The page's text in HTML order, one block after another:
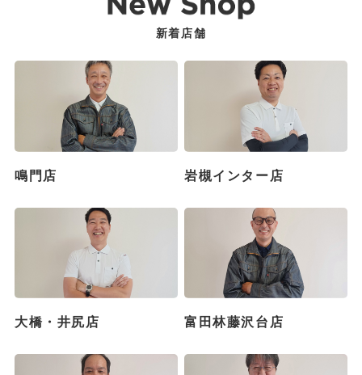
新着店舗
鳴門店 岩槻インター店
大橋・井尻店 富田林藤沢台店